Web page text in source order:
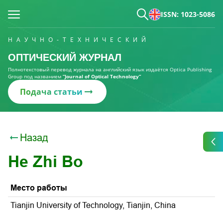
ISSN: 1023-5086
НАУЧНО-ТЕХНИЧЕСКИЙ
ОПТИЧЕСКИЙ ЖУРНАЛ
Полнотекстовый перевод журнала на английский язык издаётся Optica Publishing
Group под названием “Journal of Optical Technology“
Подача статьи
Назад
He Zhi Bo
Место работы
Tianjin University of Technology, Tianjin, China